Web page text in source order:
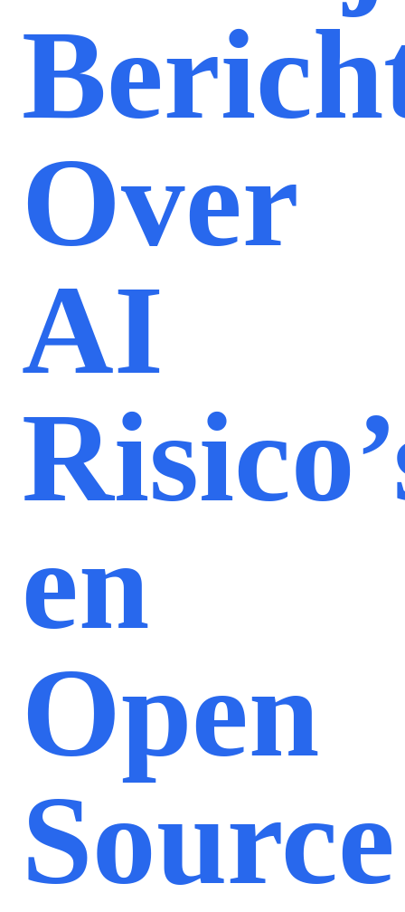
Over
AI
en
Open
Source